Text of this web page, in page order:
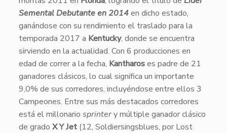
Semental Debutante en 2014en dicho estado,
ganándose con su rendimiento el traslado para la
temporada 2017 a Kentucky, donde se encuentra
sirviendo en la actualidad. Con 6 producciones en
edad de correr a la fecha, Kantharoses padre de 21
ganadores clásicos, lo cual significa un importante
9,0% de sus corredores, incluyéndose entre ellos 3
Campeones. Entre sus más destacados corredores
está el millonario sprintery múltiple ganador clásico
de grado X Y Jet(12, Soldiersingsblues, por Lost